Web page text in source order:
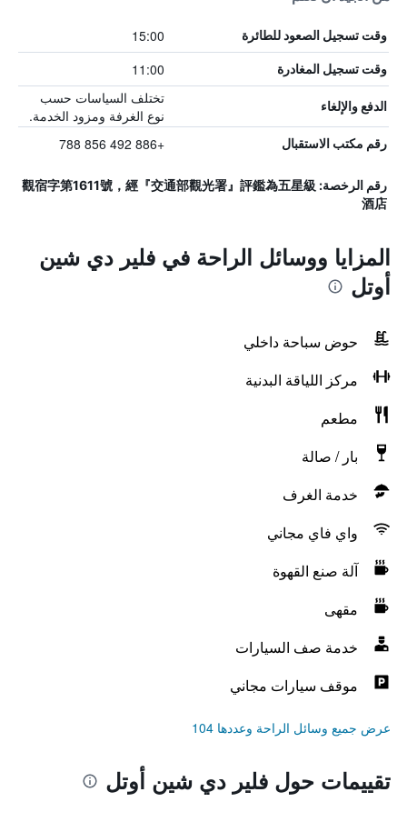
وقت تسجيل الصعود للطائرة 15:00
وقت تسجيل المغادرة 11:00
الدفع والإلغاء
تختلف السياسات حسب
نوع الغرفة ومزود الخدمة.
رقم مكتب الاستقبال +886 492 856 788
رقم الرخصة: 觀宿字第1611號，經『交通部觀光署』評鑑為五星級
酒店
المزايا ووسائل الراحة في فلير دي شين
أوتل
حوض سباحة داخلي
مركز اللياقة البدنية
مطعم
بار / صالة
خدمة الغرف
واي فاي مجاني
آلة صنع القهوة
مقهى
خدمة صف السيارات
موقف سيارات مجاني
عرض جميع وسائل الراحة وعددها 104
تقييمات حول فلير دي شين أوتل